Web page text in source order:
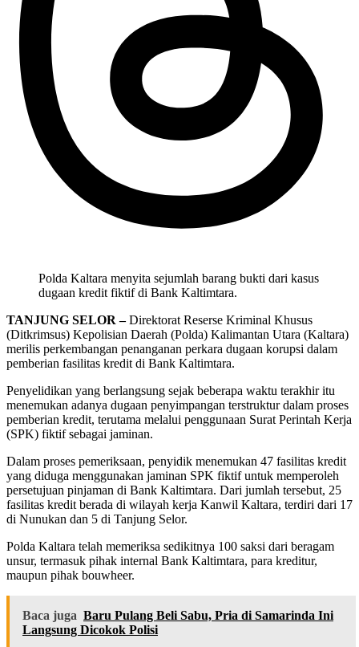
Polda Kaltara menyita sejumlah barang bukti dari kasus
dugaan kredit fiktif di Bank Kaltimtara.
TANJUNG SELOR –Direktorat Reserse Kriminal Khusus
(Ditkrimsus) Kepolisian Daerah (Polda) Kalimantan Utara (Kaltara)
merilis perkembangan penanganan perkara dugaan korupsi dalam
pemberian fasilitas kredit di Bank Kaltimtara.
Penyelidikan yang berlangsung sejak beberapa waktu terakhir itu
menemukan adanya dugaan penyimpangan terstruktur dalam proses
pemberian kredit, terutama melalui penggunaan Surat Perintah Kerja
(SPK) fiktif sebagai jaminan.
Dalam proses pemeriksaan, penyidik menemukan 47 fasilitas kredit
yang diduga menggunakan jaminan SPK fiktif untuk memperoleh
persetujuan pinjaman di Bank Kaltimtara. Dari jumlah tersebut, 25
fasilitas kredit berada di wilayah kerja Kanwil Kaltara, terdiri dari 17
di Nunukan dan 5 di Tanjung Selor.
Polda Kaltara telah memeriksa sedikitnya 100 saksi dari beragam
unsur, termasuk pihak internal Bank Kaltimtara, para kreditur,
maupun pihak bouwheer.
Baca juga Baru Pulang Beli Sabu, Pria di Samarinda Ini
Langsung Dicokok Polisi